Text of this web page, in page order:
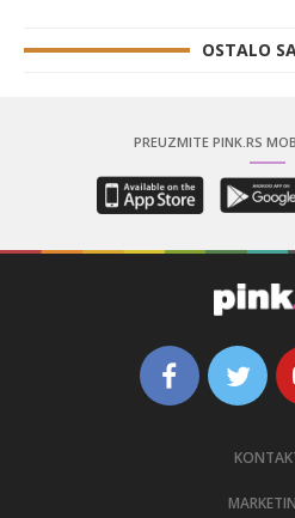
OSTALO
PREUZMITE PINK.RS